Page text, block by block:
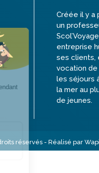
Créée il y a
un
entreprise
ses clients,
vocation
les séjours
la mer au
de jeunes.
réservés - Réalisé par